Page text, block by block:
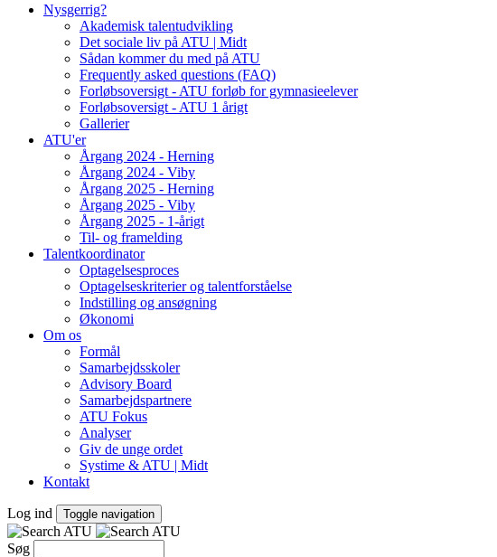
Nysgerrig?
Akademisk talentudvikling
Det sociale liv på ATU | Midt
Sådan kommer du med på ATU
Frequently asked questions (FAQ)
Forløbsoversigt - ATU forløb for gymnasieelever
Forløbsoversigt - ATU 1 årigt
Gallerier
ATU'er
Årgang 2024 - Herning
Årgang 2024 - Viby
Årgang 2025 - Herning
Årgang 2025 - Viby
Årgang 2025 - 1-årigt
Til- og framelding
Talentkoordinator
Optagelsesproces
Optagelseskriterier og talentforståelse
Indstilling og ansøgning
Økonomi
Om os
Formål
Samarbejdsskoler
Advisory Board
Samarbejdspartnere
ATU Fokus
Analyser
Giv de unge ordet
Systime & ATU | Midt
Kontakt
Log ind Toggle navigation
Søg